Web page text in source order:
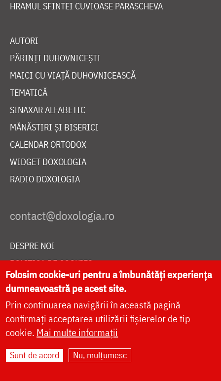
HRAMUL SFINTEI CUVIOASE PARASCHEVA
AUTORI
PĂRINȚI DUHOVNICEȘTI
MAICI CU VIAȚĂ DUHOVNICEASCĂ
TEMATICĂ
SINAXAR ALFABETIC
MĂNĂSTIRI ȘI BISERICI
CALENDAR ORTODOX
WIDGET DOXOLOGIA
RADIO DOXOLOGIA
DESPRE NOI
POLITICA DE COOKIES
DONEAZĂ ONLINE PENTRU CATEDRALA NAȚIONALĂ
LIVE
Site dezvoltat deDOXOLOGIA MEDIA
Folosim cookie-uri pentru a îmbunătăți experiența
dumneavoastră pe acest site.
Prin continuarea navigării în această pagină
confirmați acceptarea utilizării fișierelor de tip
cookie. Mai multe informații
Sunt de acord Nu, mulțumesc